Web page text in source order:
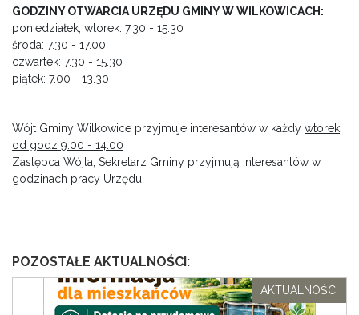
GODZINY OTWARCIA URZĘDU GMINY W WILKOWICACH:
poniedziałek, wtorek: 7.30 - 15.30
środa: 7.30 - 17.00
czwartek: 7.30 - 15.30
piątek: 7.00 - 13.30
Wójt Gminy Wilkowice przyjmuje interesantów w każdy wtorek
od godz 9.00 - 14.00
Zastępca Wójta, Sekretarz Gminy przyjmują interesantów w
godzinach pracy Urzędu.
POZOSTAŁE AKTUALNOŚCI:
AKTUALNOŚCI